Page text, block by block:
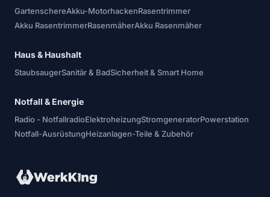
GartenschereAkku-MotorhackenRasentrimmer
Akku RasentrimmerRasenmäherAkku Rasenmäher
Haus & Haushalt
StaubsaugerSanitär & BadSicherheit & Smart Home
Notfall & Energie
Radio - NotfallradioElektroheizungStromgeneratorPowerstation
Notfall-AusrüstungHeizanlagen-Teile & Zubehör